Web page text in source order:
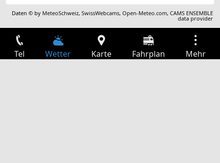
Daten © by MeteoSchweiz,SwissWebcams,Open-Meteo.com,CAMS ENSEMBLE
data provider
Tel Wetter Karte Fahrplan Mehr